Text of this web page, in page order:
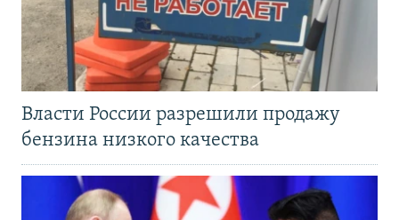
Власти России разрешили продажу
бензина низкого качества